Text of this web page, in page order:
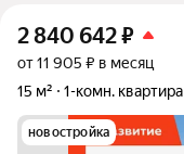
2 840 642₽
от 11 905 ₽ в месяц
15 м²
1-комн. квартира
новостройка